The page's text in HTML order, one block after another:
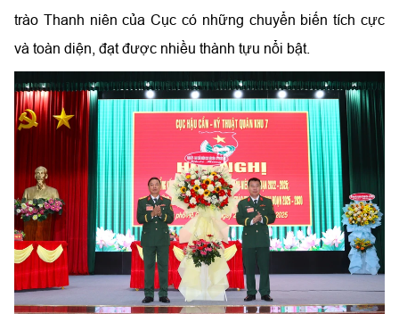
trào Thanh niên của Cục có những chuyển biến tích cực
và toàn diện, đạt được nhiều thành tựu nổi bật.